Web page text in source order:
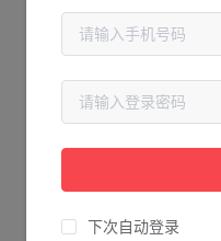
作品数 ：
粉丝数 ：
下次自动登录